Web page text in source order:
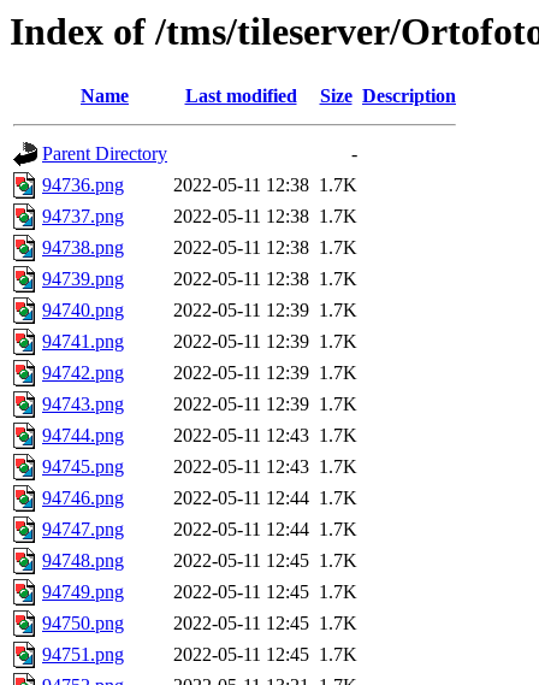
Index of /tms/tileserver/
Name Last modified Size Description
Parent Directory
-
94736.png
2022-05-11 12:38 1.7K
94737.png
2022-05-11 12:38 1.7K
94738.png
2022-05-11 12:38 1.7K
94739.png
2022-05-11 12:38 1.7K
94740.png
2022-05-11 12:39 1.7K
94741.png
2022-05-11 12:39 1.7K
94742.png
2022-05-11 12:39 1.7K
94743.png
2022-05-11 12:39 1.7K
94744.png
2022-05-11 12:43 1.7K
94745.png
2022-05-11 12:43 1.7K
94746.png
2022-05-11 12:44 1.7K
94747.png
2022-05-11 12:44 1.7K
94748.png
2022-05-11 12:45 1.7K
94749.png
2022-05-11 12:45 1.7K
94750.png
2022-05-11 12:45 1.7K
94751.png
2022-05-11 12:45 1.7K